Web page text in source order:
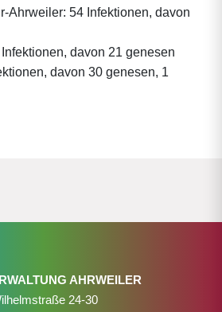
Ahrweiler: 54 Infektionen, davon
davon 21 genesen
davon 30 genesen, 1
AHRWEILER
24-30